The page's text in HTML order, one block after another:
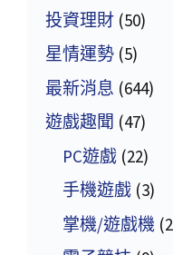
投資理財 (50)
星情運勢 (5)
最新消息 (644)
遊戲趣聞 (47)
PC遊戲 (22)
手機遊戲 (3)
掌機/遊戲機